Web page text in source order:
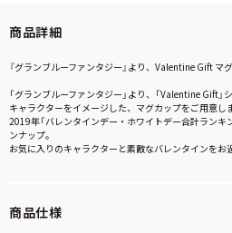
商品詳細
『グランブルーファンタジー』より、Valentine Gift マ
「グランブルーファンタジー」より、「Valentine Gift」
キャラクターをイメージした、マグカップをご用意し
2019年「バレンタインデー・ホワイトデー合計ランキ
ンナップ。
お気に入りのキャラクターと素敵なバレンタインをお
商品仕様